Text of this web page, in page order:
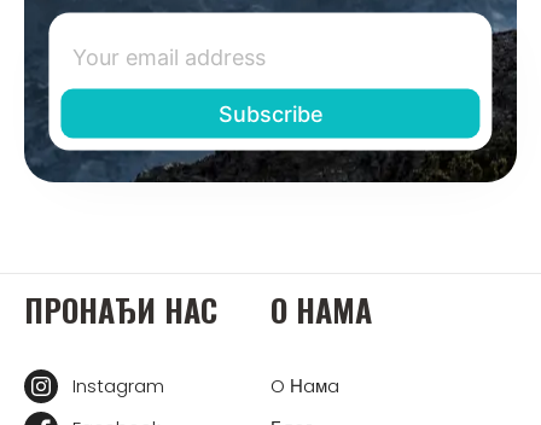
ПРOНAЂИ НAС
Instagram
O НAМA
O Нaмa